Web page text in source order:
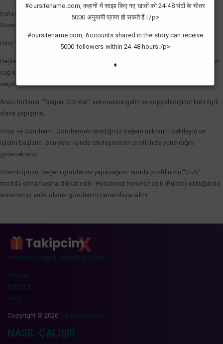
Instagram Beğeni Hilesi Nasıl Yapılır?
Süreci en verimli şekilde yönetmek için şu basit adımları izleyebilirsiniz:
Giriş Yapın: Sisteme giriş yaparak saatlik yenilenen kredilerinizi aktif edin.
Bağlantıyı Kopyalayın: Beğeni göndermek istediğiniz fotoğraf veya videonun
sağ üst köşesindeki üç noktaya tıklayarak "Bağlantıyı Kopyala" seçeneğini
seçin.
Aracı Kullanın: "Beğeni Gönder" sekmesine gelin ve kopyaladığınız linki ilgili
alana yapıştırın.
Onay ve Gönderim: Göndermek istediğiniz beğeni miktarını belirleyin ve
işlemi başlatın. Saniyeler içinde etkileşimlerin profilinize yansıdığını
göreceksiniz.
Önemli İpucu: Beğeni gönderimi yapacağınız sırada profilinizin "Gizli"
modda olmamasına dikkat edin. Hesabınız herkese açık (Public) olduğunda
sistemimiz anlık olarak gönderimi tamamlayacaktır.
instagram beğeni ve takipçi sitesi
Araçlar
Paketler
Blog
Copyright © 2026 takipcimx.com
NASIL ÇALIŞIR
#oursitename.com, कहानी में साझा किए गए खातों को 24-48 घंटों के भीतर
5000 अनुयायी प्राप्त हो सकते हैं।/p>
#oursitename.com, Accounts shared in the story can receive
5000 followers within 24-48 hours./p>
♦